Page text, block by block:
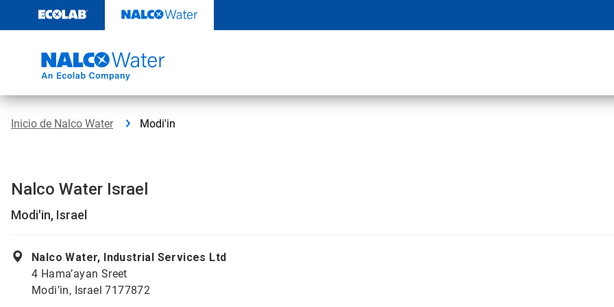
contenido
Inicio de Nalco Water Modi'in
Nalco Water Israel
Modi'in, Israel
Nalco Water, Industrial Services Ltd
4 Hama’ayan Sreet
Modi’in, Israel 7177872